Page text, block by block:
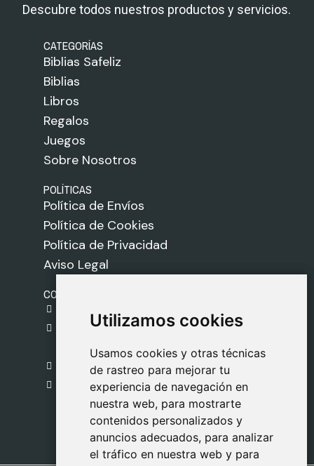
Utilizamos cookies
Usamos cookies y otras técnicas
de rastreo para mejorar tu
experiencia de navegación en
nuestra web, para mostrarte
contenidos personalizados y
anuncios adecuados, para analizar
el tráfico en nuestra web y para
Utilizamos cookies
Usamos cookies y otras técnicas
de rastreo para mejorar tu
experiencia de navegación en
nuestra web, para mostrarte
contenidos personalizados y
anuncios adecuados, para analizar
el tráfico en nuestra web y para
Descubre todos nuestros productos y servicios.
CATEGORÍAS
Biblias Safeliz
Biblias
Libros
Regalos
Juegos
Sobre Nosotros
POLÍTICAS
Política de Envíos
Política de Cookies
Política de Privacidad
Aviso Legal
CONTACTO
C. del Pradillo, 6, 28770 Colmenar Viejo,
Madrid
918 459 877
Lunes a Viernes
09:00 - 13:00